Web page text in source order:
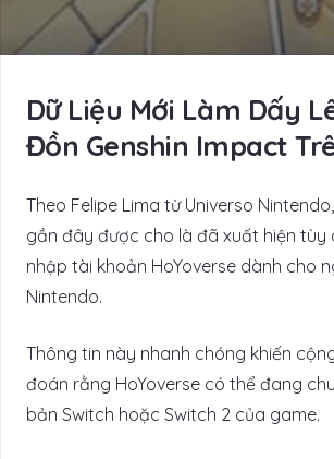
Dữ Liệu Mới Làm Dấy
Đồn Genshin Impact
Theo Felipe Lima từ Universo
gần đây được cho là đã xuất hiện tùy
nhập tài khoản HoYoverse dành cho
Nintendo.
Thông tin này nhanh chóng khiến
đoán rằng HoYoverse có thể đang
bản Switch hoặc Switch 2 của game.